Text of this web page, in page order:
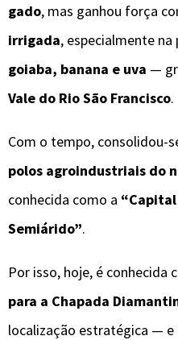
gado, mas ganhou força
irrigada, especialmente
goiaba, banana e uva —
Vale do Rio São Francisco.
Com o tempo, consolidou-
polos agroindustriais do
conhecida como a
Semiárido”.
Por isso, hoje, é conhecida
para a Chapada
localização estratégica —